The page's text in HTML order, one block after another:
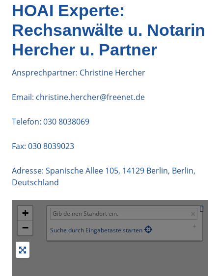
HOAI Experte:
Rechsanwälte u. Notarin
Hercher u. Partner
Ansprechpartner: Christine Hercher
Email: christine.hercher@freenet.de
Telefon: 030 8038069
Fax: 030 8039023
Adresse: Spanische Allee 105, 14129 Berlin, Berlin,
Deutschland
+
−
Suche durch Eingabetaste starten